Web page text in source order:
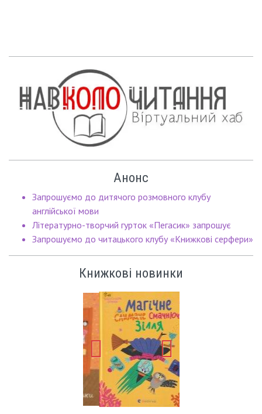
Анонс
Запрошуємо до дитячого розмовного клубу
англійської мови
Літературно-творчий гурток «Пегасик» запрошує
Запрошуємо до читацького клубу «Книжкові серфери»
Книжкові новинки